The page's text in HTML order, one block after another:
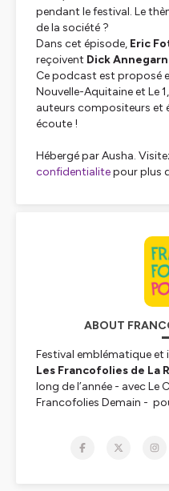
pendant le festival. Le
de la société ?
Dans cet épisode, Eric
reçoivent Dick Annegarn
Ce podcast est proposé
Nouvelle-Aquitaineet Le 1
auteurs compositeurs et
écoute !
Hébergé par Ausha.
confidentialitepour plus
ABOUT
Festival emblématique
Les Francofolies de La
long de l’année - avecLe
Francofolies Demain -
rencontres et débats